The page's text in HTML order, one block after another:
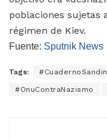
poblaciones sujetas
régimen de Kiev.
Fuente: Sputnik News
Tags:
#OnuContraNazismo